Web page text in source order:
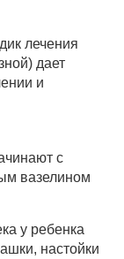
лечения
дает
и
с
вазелином
у ребенка
настойки